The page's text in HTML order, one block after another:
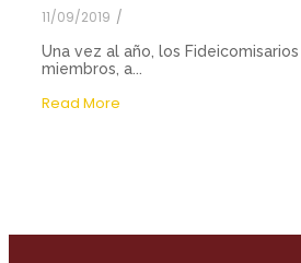
11/09/2019 /
Una vez al año, los
miembros, a...
Read More